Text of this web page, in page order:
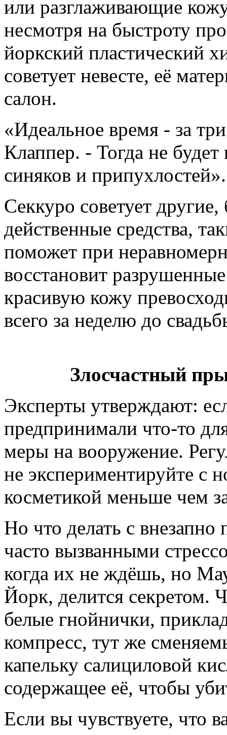
или разглаживающие
несмотря на быстроту
йоркский пластический
советует невесте, её
салон.
«Идеальное время - за
Клаппер. - Тогда не
синяков и припухлостей».
Секкуро советует
действенные средства,
поможет при
восстановит
красивую кожу
всего за неделю до
Злосчастный
Эксперты утверждают:
предпринимали что-то
меры на вооружение.
не экспериментируйте
косметикой меньше чем
Но что делать с
часто вызванными
когда их не ждёшь, но
Йорк, делится секретом.
белые гнойнички,
компресс, тут же
капельку салициловой
содержащее её, чтобы
Если вы чувствуете, что